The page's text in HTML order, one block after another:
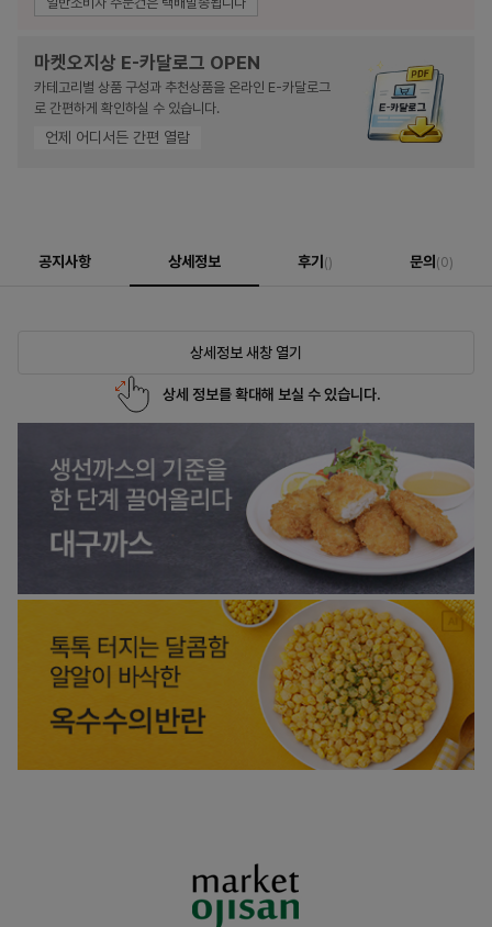
마켓오지상 E-카달로그 OPEN
카테고리별 상품 구성과 추천상품을 온라인 E-카달로그
로 간편하게 확인하실 수 있습니다.
언제 어디서든 간편 열람
공지사항 상세정보 후기 () 문의 (0)
상세정보 새창 열기
상세 정보를 확대해 보실 수 있습니다.